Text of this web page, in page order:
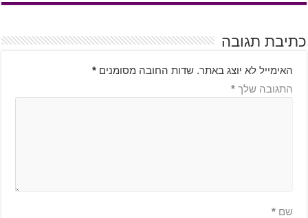
כתיבת תגובה
האימייל לא יוצג באתר. שדות החובה מסומנים *
התגובה שלך *
שם *